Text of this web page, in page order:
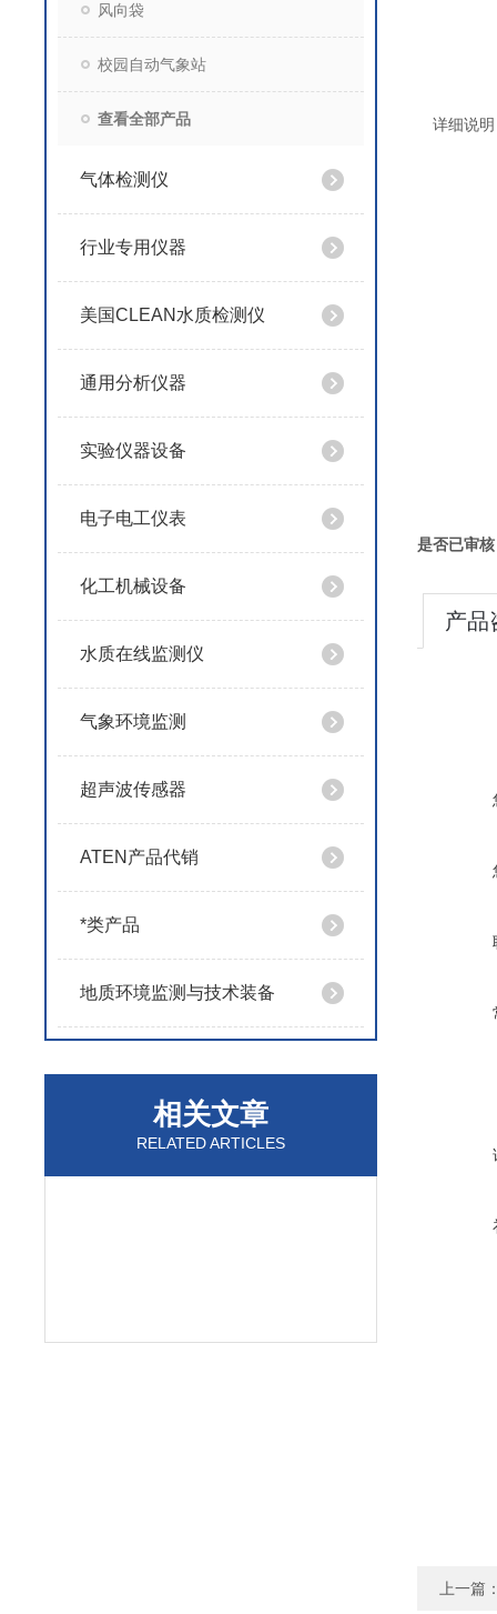
风向袋
校园自动气象站
查看全部产品
气体检测仪
行业专用仪器
美国CLEAN水质检测仪
通用分析仪器
实验仪器设备
电子电工仪表
化工机械设备
水质在线监测仪
气象环境监测
超声波传感器
ATEN产品代销
*类产品
地质环境监测与技术装备
相关文章
RELATED ARTICLES
详细说
是否已审
产品
上一篇